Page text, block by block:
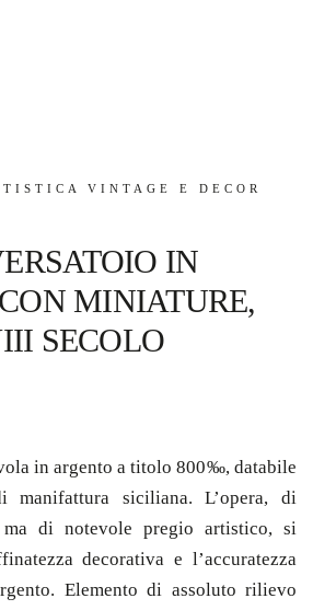
VINTAGE E DECOR
IN
MINIATURE,
SECOLO
in argento a titolo 800‰, databile
siciliana. L’opera, di
di notevole pregio artistico, si
decorativa e l’accuratezza
Elemento di assoluto rilievo